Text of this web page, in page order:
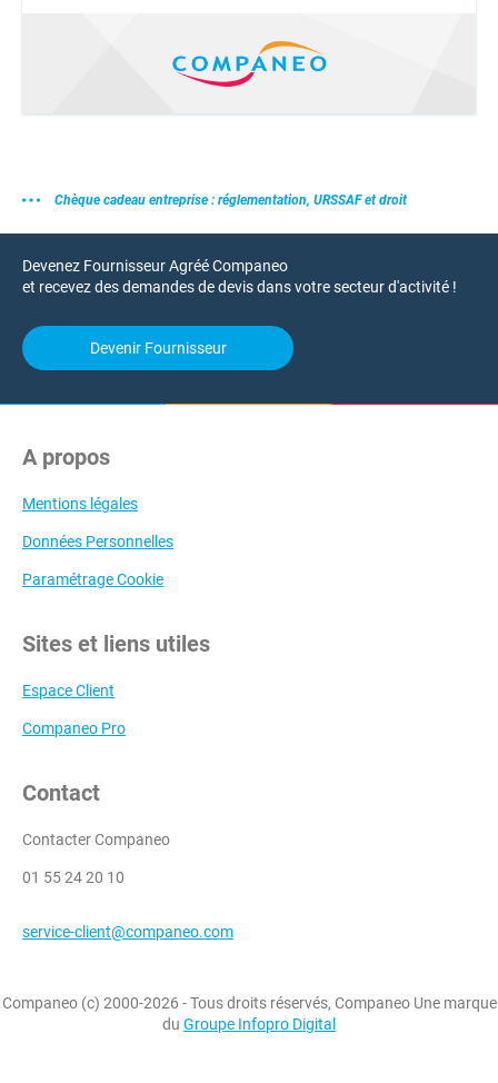
Chèque cadeau entreprise : réglementation, URSSAF et droit
Devenez Fournisseur Agréé Companeo
et recevez des demandes de devis dans votre secteur d'activité !
Devenir Fournisseur
A propos
Mentions légales
Données Personnelles
Paramétrage Cookie
Sites et liens utiles
Espace Client
Companeo Pro
Contact
Contacter Companeo
01 55 24 20 10
service-client@companeo.com
Companeo (c) 2000-2026 - Tous droits réservés, Companeo Une marque
du Groupe Infopro Digital